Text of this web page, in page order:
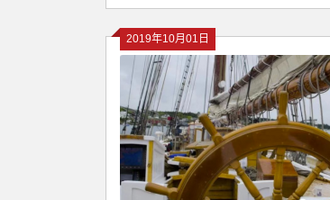
2019年10月01日